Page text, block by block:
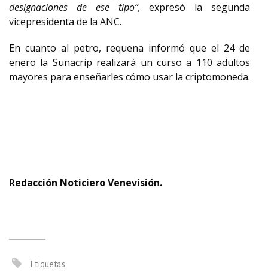
designaciones de ese tipo”, expresó la segunda
vicepresidenta de la ANC.
En cuanto al petro, requena informó que el 24 de
enero la Sunacrip realizará un curso a 110 adultos
mayores para enseñarles cómo usar la criptomoneda.
Redacción Noticiero Venevisión.
Etiquetas: